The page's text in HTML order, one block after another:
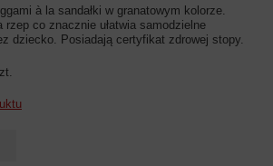
à la sandałki w granatowym kolorze.
rzep co znacznie ułatwia samodzielne
dziecko. Posiadają certyfikat zdrowej stopy.